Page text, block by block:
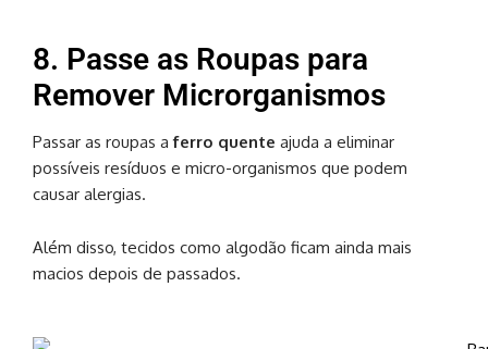
8. Passe as Roupas para
Remover Microrganismos
Passar as roupas aferro quente ajuda a eliminar
possíveis resíduos e micro-organismos que podem
causar alergias.
Além disso, tecidos como algodão ficam ainda mais
macios depois de passados.